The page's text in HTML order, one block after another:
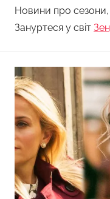
Новини про сезони,
Зануртеся у світ